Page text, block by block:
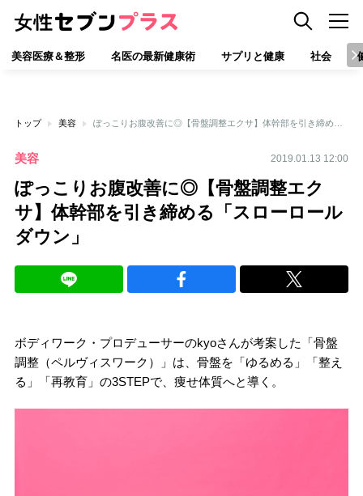
美容医療＆整形 名医の最新健康術 サプリと健康 社会
トップ 美容
美容 2019.01.13 12:00
ぽっこりお腹改善に◎【骨盤調整エク
サ】体幹部を引き締める「スローロール
ダウン」
ボディワーク・プロデューサーのkyoさんが考案した「骨盤
調整（ペルヴィスワーク）」は、骨盤を「ゆるめる」「整え
る」「再教育」の3STEPで、痩せ体質へと導く。